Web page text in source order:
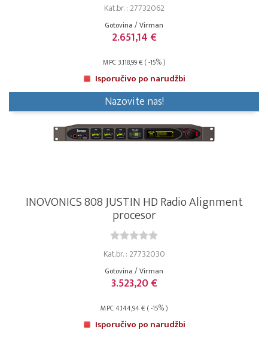
Kat.br. : 27732062
Gotovina / Virman
2.651,14 €
MPC 3.118,99 € ( -15% )
Isporučivo po narudžbi
Nazovite nas!
INOVONICS 808 JUSTIN HD Radio Alignment
procesor
Kat.br. : 27732030
Gotovina / Virman
3.523,20 €
MPC 4.144,94 € ( -15% )
Isporučivo po narudžbi